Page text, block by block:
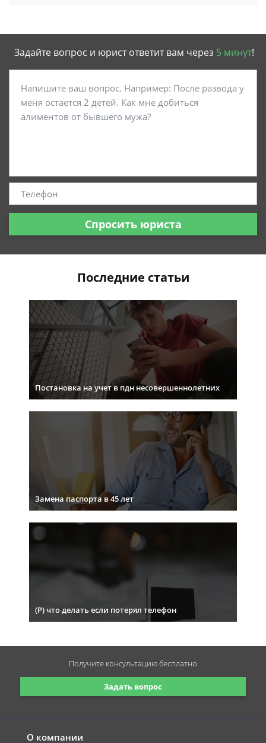
Задайте вопрос и юрист ответит вам через 5 минут!
Спросить юриста
Последние статьи
Постановка на учет в пдн несовершеннолетних
Замена паспорта в 45 лет
(Р) что делать если потерял телефон
О компании
Задать вопрос
Получите консультациюбесплатно